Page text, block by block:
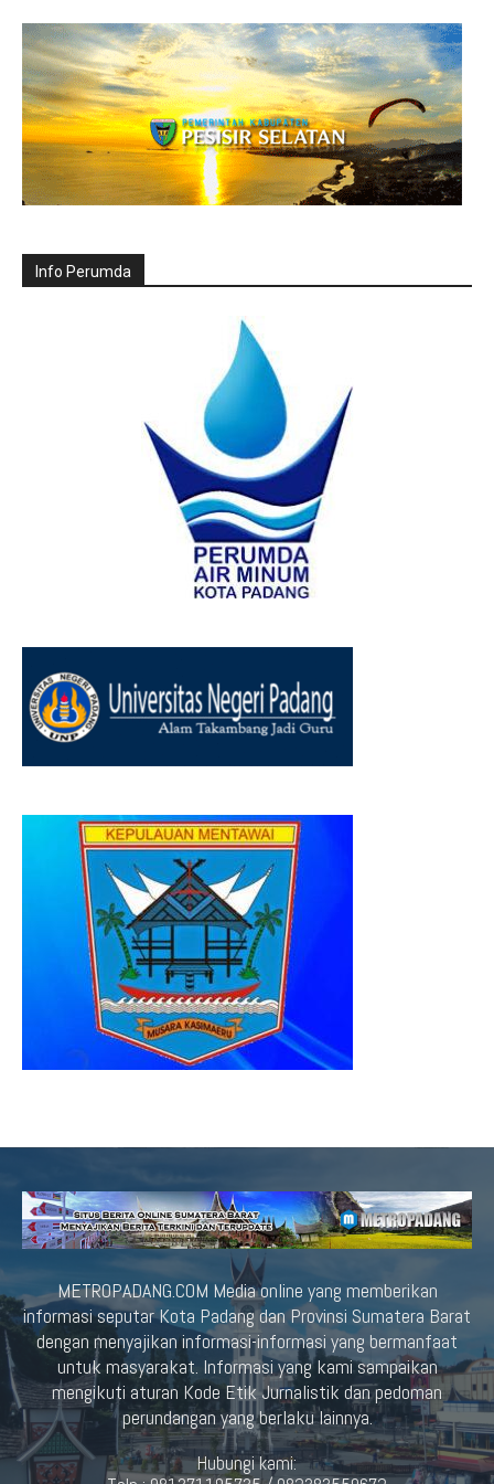
Info Perumda
METROPADANG.COM Media online yang memberikan
informasi seputar Kota Padang dan Provinsi Sumatera Barat
dengan menyajikan informasi-informasi yang bermanfaat
untuk masyarakat. Informasi yang kami sampaikan
mengikuti aturan Kode Etik Jurnalistik dan pedoman
perundangan yang berlaku lainnya.
Hubungi kami: